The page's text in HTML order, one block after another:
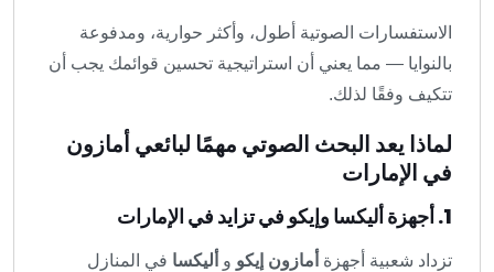
الاستفسارات الصوتية أطول، وأكثر حوارية، ومدفوعة
بالنوايا — مما يعني أن استراتيجية تحسين قوائمك يجب أن
تتكيف وفقًا لذلك.
لماذا يعد البحث الصوتي مهمًا لبائعي أمازون
في الإمارات
1. أجهزة أليكسا وإيكو في تزايد في الإمارات
تزداد شعبية أجهزة أمازون إيكو و أليكسا في المنازل